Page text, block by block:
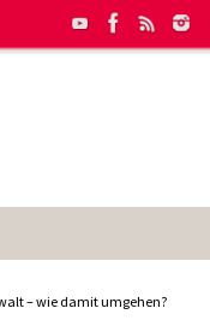
– wie damit umgehen?